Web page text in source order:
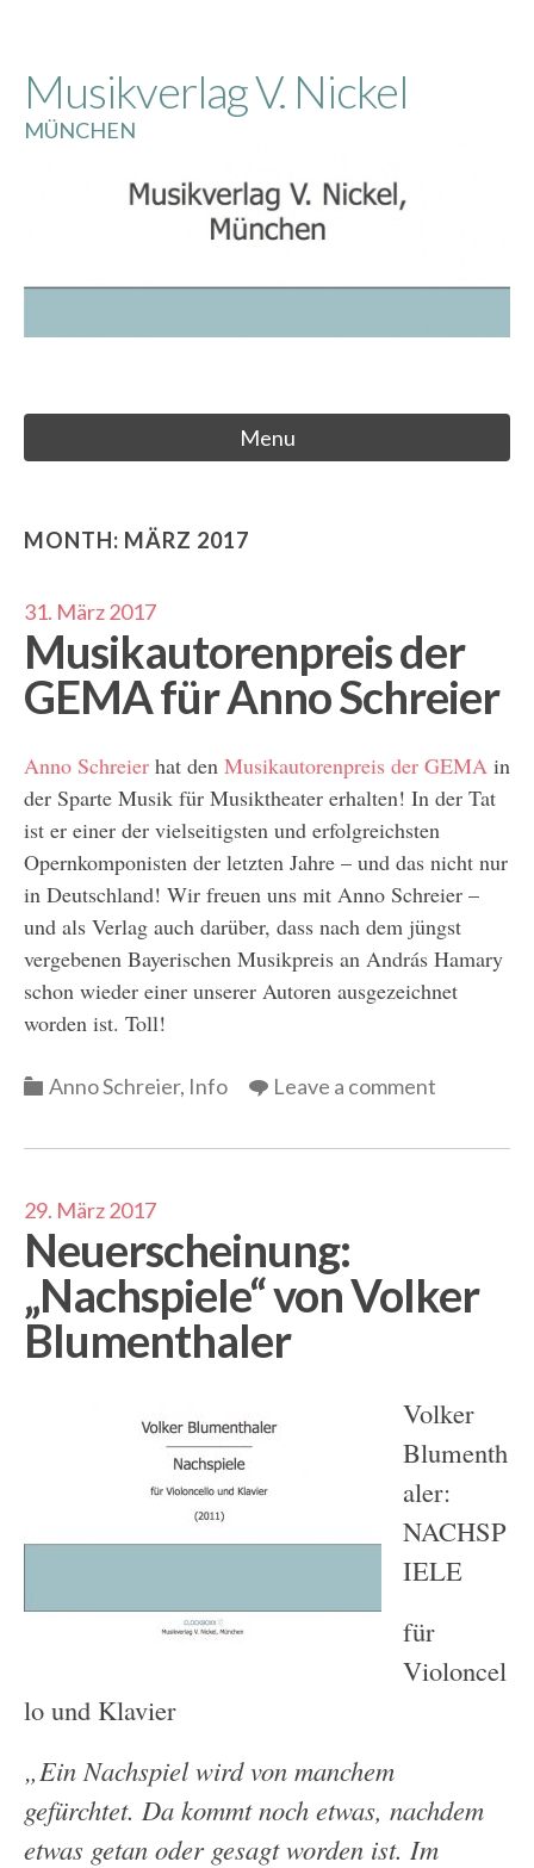
content
Musikverlag V. Nickel
MÜNCHEN
Menu
MONTH: MÄRZ 2017
31. März 2017
Musikautorenpreis der
GEMA für Anno Schreier
Anno Schreier hat den Musikautorenpreis der GEMA in
der Sparte Musik für Musiktheater erhalten! In der Tat
ist er einer der vielseitigsten und erfolgreichsten
Opernkomponisten der letzten Jahre – und das nicht nur
in Deutschland! Wir freuen uns mit Anno Schreier –
und als Verlag auch darüber, dass nach dem jüngst
vergebenen Bayerischen Musikpreis an András Hamary
schon wieder einer unserer Autoren ausgezeichnet
worden ist. Toll!
Categories
Anno Schreier, Info Leave a comment
29. März 2017
Neuerscheinung:
„Nachspiele“ von Volker
Blumenthaler
Volker
Blumenth
aler:
NACHSP
IELE
für
Violoncel
lo und Klavier
„Ein Nachspiel wird von manchem
gefürchtet. Da kommt noch etwas, nachdem
etwas getan oder gesagt worden ist. Im